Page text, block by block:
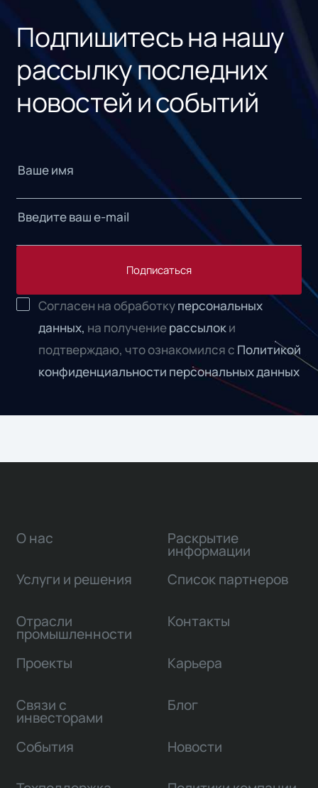
Подпишитесь на нашу
рассылку последних
новостей и событий
Подписаться
Согласен на обработкуперсональных
данных, на получениерассылоки
подтверждаю, что ознакомился с Политикой
конфиденциальности персональных данных
О нас
Услуги и решения
Отрасли
промышленности
Проекты
Связи с
инвесторами
Раскрытие
информации
Список партнеров
Контакты
Карьера
Блог
События Новости